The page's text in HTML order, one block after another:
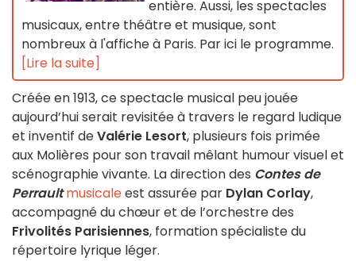
entière. Aussi, les spectacles
musicaux, entre théâtre et musique, sont
nombreux à l'affiche à Paris. Par ici le programme.
[Lire la suite]
Créée en 1913, ce spectacle musical peu jouée
aujourd’hui serait revisitée à travers le regard ludique
et inventif deValérie Lesort, plusieurs fois primée
aux Molières pour son travail mêlant humour visuel et
scénographie vivante. La direction des Contes de
Perrault musicaleest assurée par Dylan Corlay,
accompagné du chœur et de l’orchestre des
Frivolités Parisiennes, formation spécialiste du
répertoire lyrique léger.